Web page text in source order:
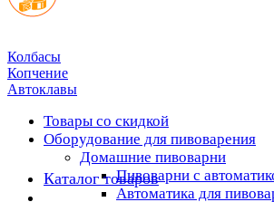
Колбасы
Копчение
Автоклавы
Товары со скидкой
Оборудование для пивоварения
Домашние пивоварни
Пивоварни с
Автоматика для
Каталог товаров